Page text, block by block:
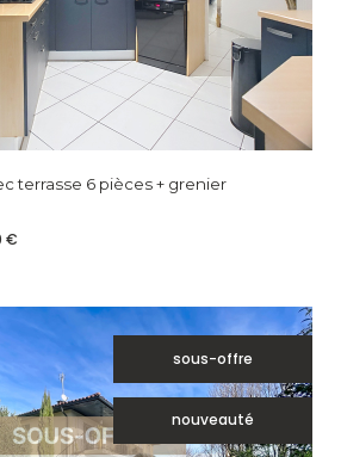
terrasse 6 pièces + grenier
€
sous-offre
nouveauté